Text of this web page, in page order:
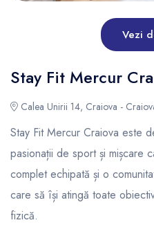
Vezi
Stay Fit Mercur
Calea Unirii 14, Craiova -
Stay Fit Mercur Craiova este
pasionații de sport și mișcare
complet echipată și o
care să își atingă toate
fizică.